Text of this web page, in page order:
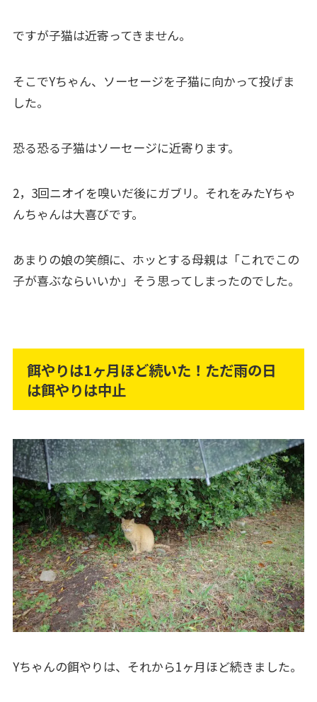
ですが子猫は近寄ってきません。
そこでYちゃん、ソーセージを子猫に向かって投げま
した。
恐る恐る子猫はソーセージに近寄ります。
2，3回ニオイを嗅いだ後にガブリ。それをみたYちゃ
んちゃんは大喜びです。
あまりの娘の笑顔に、ホッとする母親は「これでこの
子が喜ぶならいいか」そう思ってしまったのでした。
餌やりは1ヶ月ほど続いた！ただ雨の日
は餌やりは中止
Yちゃんの餌やりは、それから1ヶ月ほど続きました。